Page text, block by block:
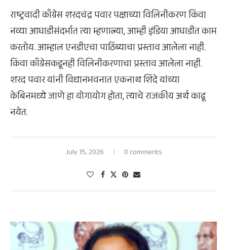
राष्ट्रवादी काँग्रेस शरदचंद्र पवार पक्षाच्या विलिनीकरण किंवा
नव्या आघाडीसंदर्भात त्या म्हणाल्या, आम्ही इंडिया आघाडीत काम
करतोय. आम्हाल एनडीएचा पाठिंब्याचा प्रस्ताव आलेला नाही.
किंवा काँग्रेसकडूनही विलिनीकरणाचा प्रस्ताव आलेला नाही.
शरद पवार यांनी विधानभवनात एकनाथ शिंदे यांच्या
केबिनमध्ये जाणे हा योगायोग होता, त्याचे राजकीय अर्थ काढू
नयेत.
July 15, 2026 0 comments